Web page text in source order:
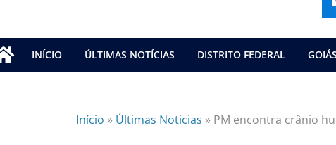
INÍCIO ÚLTIMAS NOTÍCIAS DISTRITO FEDERAL
Início » Últimas Noticias » PM encontra crânio